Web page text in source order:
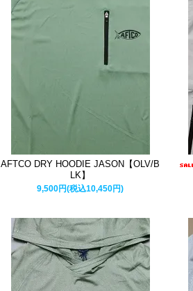
AFTCO DRY HOODIE JASON【OLV/B
LK】
9,500円(税込10,450円)